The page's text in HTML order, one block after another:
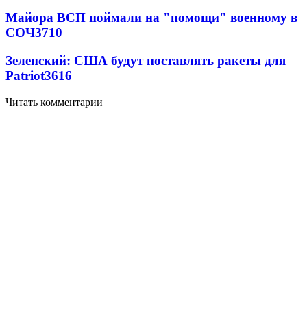
Майора ВСП поймали на "помощи" военному в
СОЧ3710
Зеленский: США будут поставлять ракеты для
Patriot3616
Читать комментарии